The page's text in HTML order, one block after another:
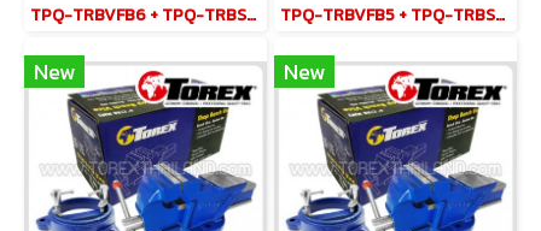
TPQ-TRBVFB6 + TPQ-TRBSWV6 ชุดปากกาจับชิ้นงาน 150 มม. (6") พร้อมฐานหมุน TPQ-TRBVFB5 + TPQ-TRBSWV5 ชุดปากกาจับชิ้นงาน 125 มม. (5") พร้อมฐานหมุน
New New